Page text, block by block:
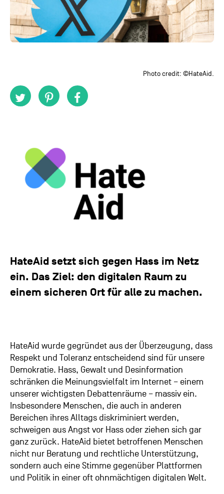
Photo credit: ©HateAid.
HateAid setzt sich gegen Hass im Netz
ein. Das Ziel: den digitalen Raum zu
einem sicheren Ort für alle zu machen.
HateAid wurde gegründet aus der Überzeugung, dass
Respekt und Toleranz entscheidend sind für unsere
Demokratie. Hass, Gewalt und Desinformation
schränken die Meinungsvielfalt im Internet – einem
unserer wichtigsten Debattenräume – massiv ein.
Insbesondere Menschen, die auch in anderen
Bereichen ihres Alltags diskriminiert werden,
schweigen aus Angst vor Hass oder ziehen sich gar
ganz zurück. HateAid bietet betroffenen Menschen
nicht nur Beratung und rechtliche Unterstützung,
sondern auch eine Stimme gegenüber Plattformen
und Politik in einer oft ohnmächtigen digitalen Welt.